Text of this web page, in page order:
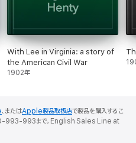
With Lee in Virginia: a story of
the American Civil War
1902年
、またはApple製品取扱店で製品を購入するこ
993-993まで。English Sales Line at